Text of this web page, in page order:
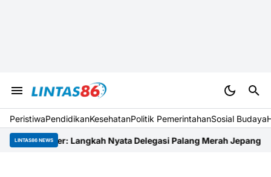
PeristiwaPendidikanKesehatanPolitik PemerintahanSosial Budaya
LINTAS86 NEWS
Langkah Nyata Delegasi Palang Merah Jepang Dampingi